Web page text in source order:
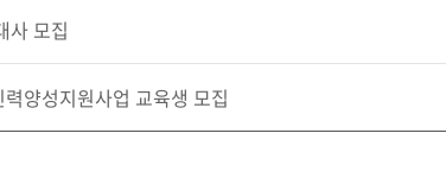
사 모집
양성지원사업 교육생 모집